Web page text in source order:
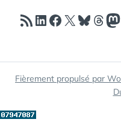
Flux RSSLinkedIn
Facebook
X Bluesky
Fièrement propulsé par